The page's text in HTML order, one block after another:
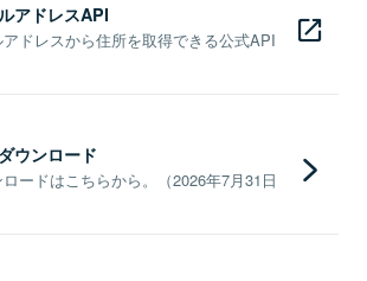
アドレスAPI
ドレスから住所を取得できる公式API
ウンロード
ードはこちらから。（2026年7月31日